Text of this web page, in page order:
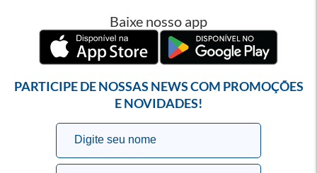
Baixe nosso app
PARTICIPE DE NOSSAS NEWS COM PROMOÇÕES
E NOVIDADES!